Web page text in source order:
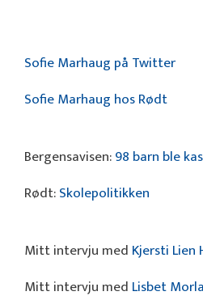
Sofie Marhaug på Twitter
Sofie Marhaug hos Rødt
Bergensavisen:98 barn ble
Rødt:Skolepolitikken
Mitt intervju med Kjersti Lien
Mitt intervju med Lisbet